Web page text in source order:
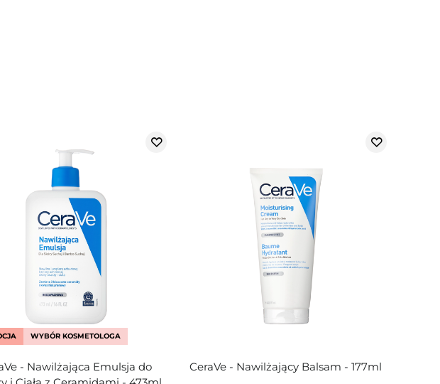
WYBÓR KOSMETOLOGA
- Nawilżająca Emulsja do
CeraVe - Nawilżający Balsam - 177ml